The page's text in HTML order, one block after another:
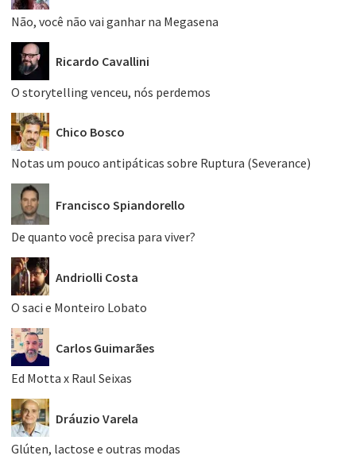
Não, você não vai ganhar na Megasena
Ricardo Cavallini
O storytelling venceu, nós perdemos
Chico Bosco
Notas um pouco antipáticas sobre Ruptura (Severance)
Francisco Spiandorello
De quanto você precisa para viver?
Andriolli Costa
O saci e Monteiro Lobato
Carlos Guimarães
Ed Motta x Raul Seixas
Dráuzio Varela
Glúten, lactose e outras modas